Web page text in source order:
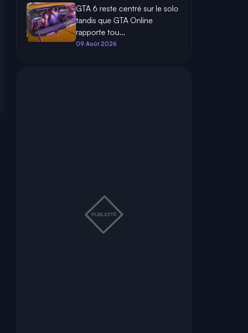
GTA 6 reste centré sur le solo
tandis que GTA Online
rapporte tou...
09 Août 2026